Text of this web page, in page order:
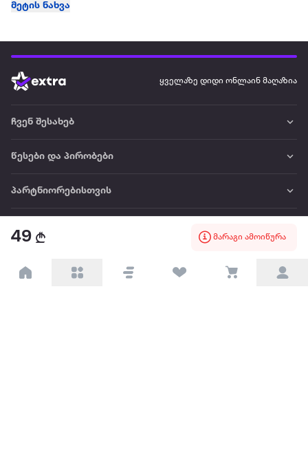
49 მარაგი ამოიწურა
მეტის ნახვა
ყველაზე დიდი ონლაინ მაღაზია
ჩვენ შესახებ
წესები და პირობები
პარტნიორებისთვის